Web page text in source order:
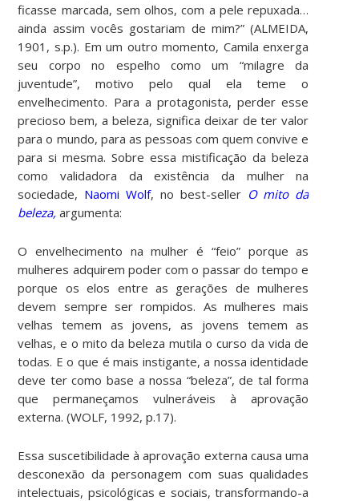
ficasse marcada, sem olhos, com a pele repuxada…
ainda assim vocês gostariam de mim?” (ALMEIDA,
1901, s.p.). Em um outro momento, Camila enxerga
seu corpo no espelho como um “milagre da
juventude”, motivo pelo qual ela teme o
envelhecimento. Para a protagonista, perder esse
precioso bem, a beleza, significa deixar de ter valor
para o mundo, para as pessoas com quem convive e
para si mesma. Sobre essa mistificação da beleza
como validadora da existência da mulher na
sociedade, Naomi Wolf, no best-seller O mito da
beleza, argumenta:
O envelhecimento na mulher é “feio” porque as
mulheres adquirem poder com o passar do tempo e
porque os elos entre as gerações de mulheres
devem sempre ser rompidos. As mulheres mais
velhas temem as jovens, as jovens temem as
velhas, e o mito da beleza mutila o curso da vida de
todas. E o que é mais instigante, a nossa identidade
deve ter como base a nossa “beleza”, de tal forma
que permaneçamos vulneráveis à aprovação
externa. (WOLF, 1992, p.17).
Essa suscetibilidade à aprovação externa causa uma
desconexão da personagem com suas qualidades
intelectuais, psicológicas e sociais, transformando-a